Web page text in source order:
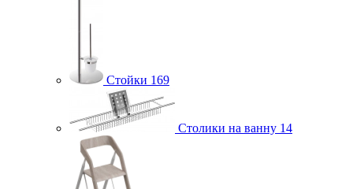
Стойки 169
Столики на ванну 14